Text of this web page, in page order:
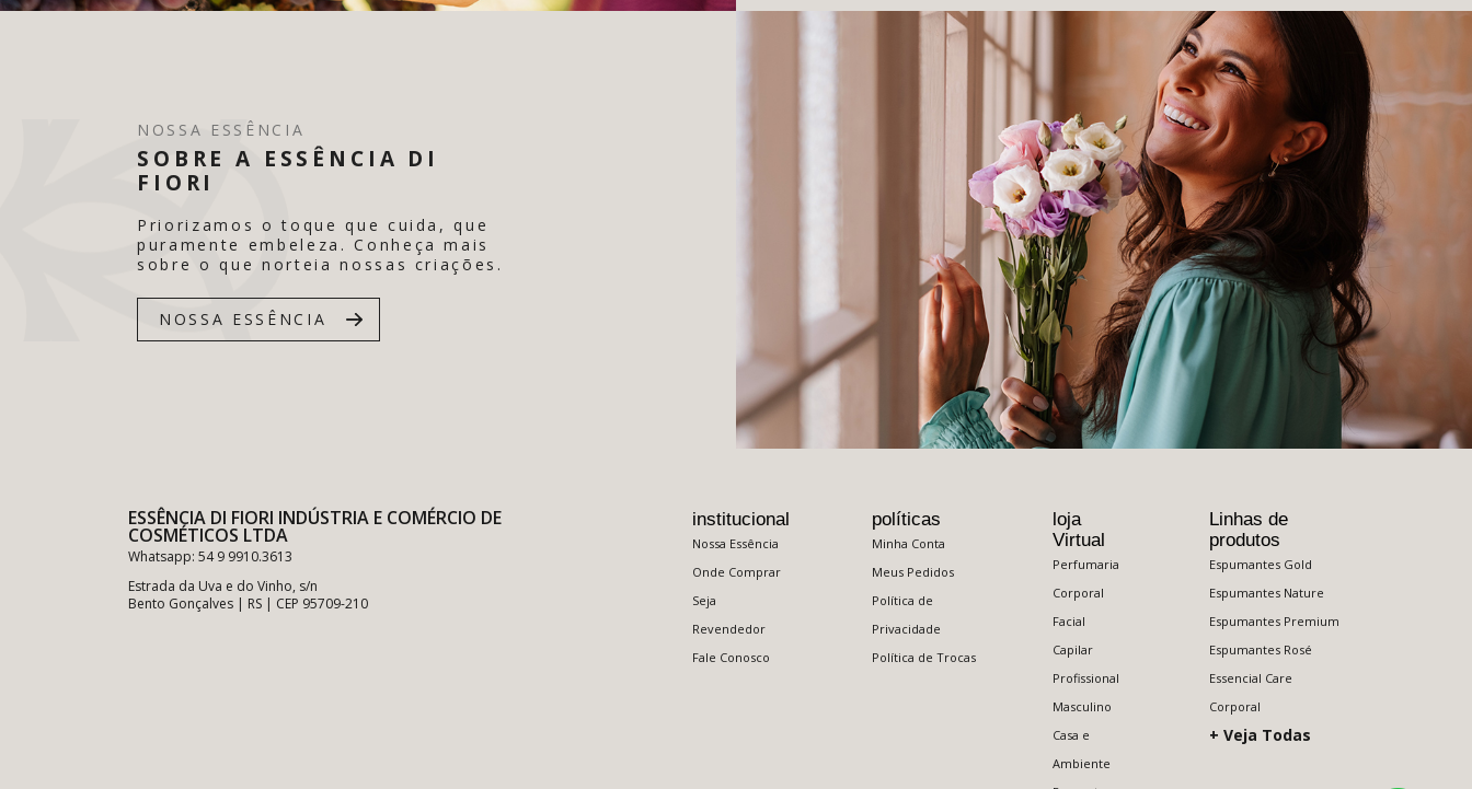
NOSSA ESSÊNCIA
SOBRE A ESSÊNCIA DI
FIORI
Priorizamos o toque que cuida, que
puramente embeleza. Conheça mais
sobre o que norteia nossas criações.
NOSSA ESSÊNCIA
ESSÊNCIA DI FIORI INDÚSTRIA E COMÉRCIO DE
COSMÉTICOS LTDA
Whatsapp: 54 9 9910.3613
Estrada da Uva e do Vinho, s/n
Bento Gonçalves | RS | CEP 95709-210
institucional
Nossa Essência
Onde Comprar
Seja
Revendedor
Fale Conosco
políticas
Minha Conta
Meus Pedidos
Política de
Privacidade
Política de Trocas
loja
Virtual
Perfumaria
Corporal
Facial
Capilar
Profissional
Masculino
Casa e
Ambiente
Linhas de
produtos
Espumantes Gold
Espumantes Nature
Espumantes Premium
Espumantes Rosé
Essencial Care
Corporal
+ Veja Todas